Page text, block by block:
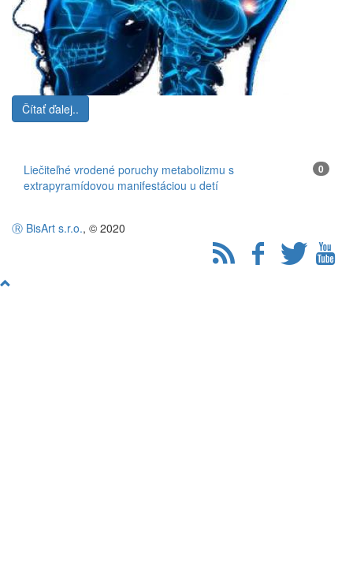
Čítať ďalej..
0
Liečiteľné vrodené poruchy metabolizmu s
extrapyramídovou manifestáciou u detí
Ⓡ BisArt s.r.o., © 2020